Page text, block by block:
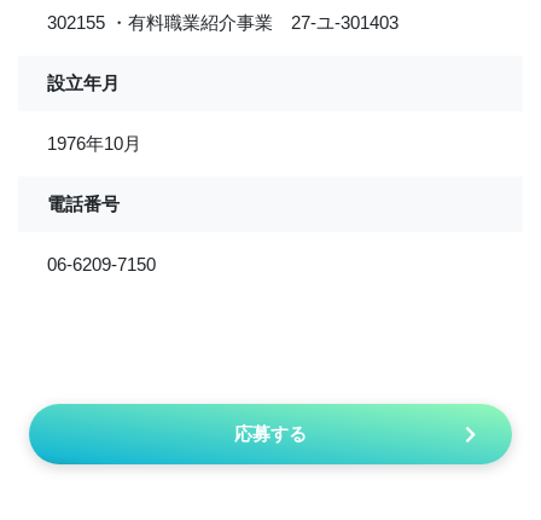
302155 ・有料職業紹介事業 27-ユ-301403
設立年月
1976年10月
電話番号
06-6209-7150
応募する